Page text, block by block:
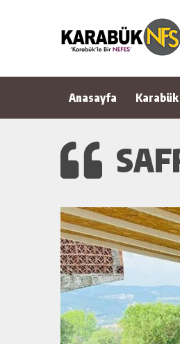
Anasayfa Karabük